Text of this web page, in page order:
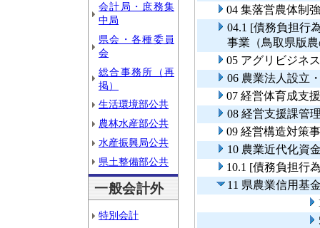
会計局・庶務集
中局
県会・各種委員
会
総合事務所（再
掲）
生活環境部公共
農林水産部公共
水産振興局公共
県土整備部公共
一般会計外
特別会計
04 集落営農体制
04.1 [債務負担行
事業（鳥取県版
05 アグリビジネ
06 農業法人設立
07 経営体育成支
08 経営支援課管
09 経営構造対策
10 農業近代化資
10.1 [債務負担行
11 県農業信用基